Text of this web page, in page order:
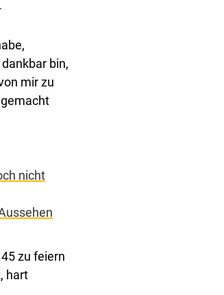
bin,
mir zu
nicht
zu feiern
hart